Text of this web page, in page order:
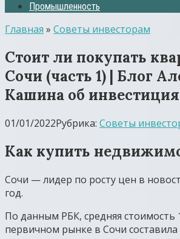
Промышленность
Главная » Советы инвесторам
Стоит ли покупать
Сочи (часть 1) | Блог
Кашина об
01/01/2022Рубрика: Советы
Как купить
Сочи — лидер по росту цен в
год.
По данным РБК, средняя стоимость
первичном рынке в Сочи составила